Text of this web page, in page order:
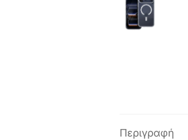
Περιγραφή